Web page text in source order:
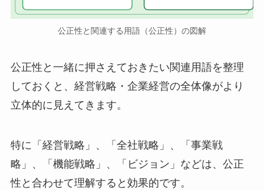
公正性と関連する用語（公正性）の図解
公正性と一緒に押さえておきたい関連用語を整理
しておくと、経営戦略・企業経営の全体像がより
立体的に見えてきます。
特に「経営戦略」、「全社戦略」、「事業戦
略」、「機能戦略」、「ビジョン」などは、公正
性と合わせて理解すると効果的です。